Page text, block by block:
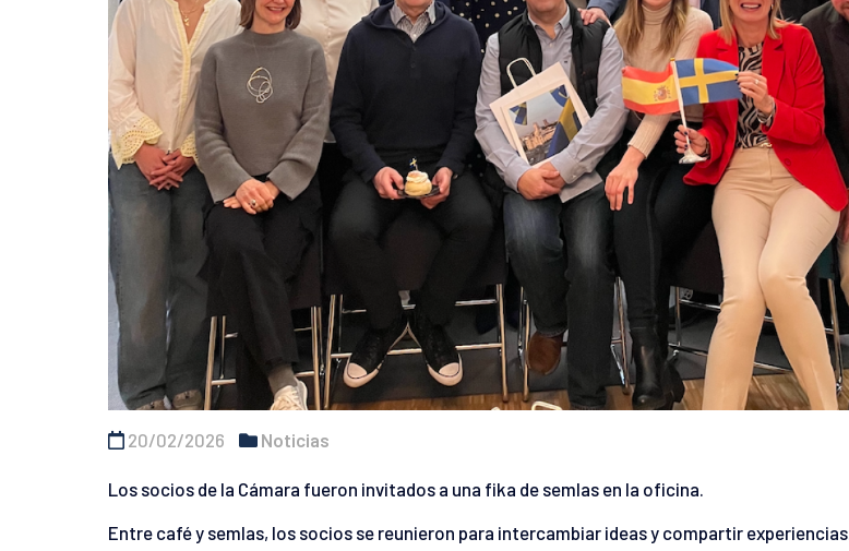
20/02/2026 Noticias
Los socios de la Cámara fueron invitados a una fika de semlas en la oficina.
Entre café y semlas, los socios se reunieron para intercambiar ideas y compartir experiencias.